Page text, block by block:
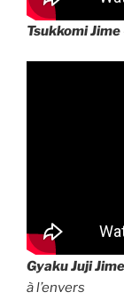
Tsukkomi Jime
Gyaku Juji Jime
à l’envers